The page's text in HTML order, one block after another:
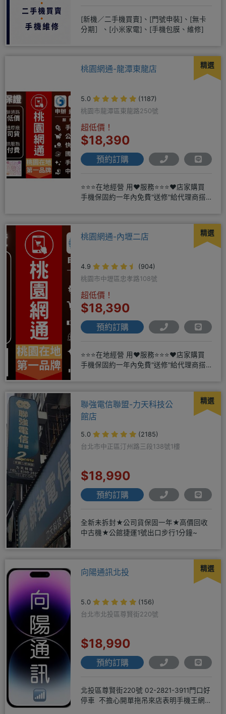
[新機／二手機買賣]、[門號申裝]、[無卡
分期］、[小米家電]、[手機包膜、維修]
精選
桃園網通-龍潭東龍店
5.0
(1187)
桃園市龍潭區東龍路250號
超低價！
$18,390
預約訂購
⭐⭐⭐在地經營 用❤️服務⭐⭐⭐❤️店家購買
手機保固約一年內免費"送修"給代理商搭
精選
桃園網通-內壢二店
4.9
(904)
桃園市中壢區忠孝路108號
超低價！
$18,390
預約訂購
⭐⭐⭐在地經營 用❤️服務⭐⭐⭐❤️店家購買
手機保固約一年內免費"送修"給代理商搭
精選
聯強電信聯盟-力天科技公
館店
5.0
(2185)
台北市中正區汀州路三段138號1樓
$18,990
預約訂購
全新未拆封★公司貨保固一年★高價回收
中古機★公館捷運1號出口步行1分鐘~
精選
向陽通訊北投
5.0
(156)
台北市北投區尊賢街220號
$18,990
預約訂購
北投區尊賢街220號 02-2821-3911門口好
停車 不擔心開單拖吊來店表明手機王網